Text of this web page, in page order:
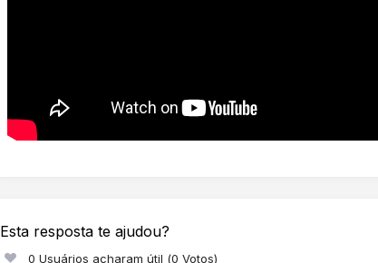
Esta resposta te ajudou?
0 Usuários acharam útil (0 Votos)